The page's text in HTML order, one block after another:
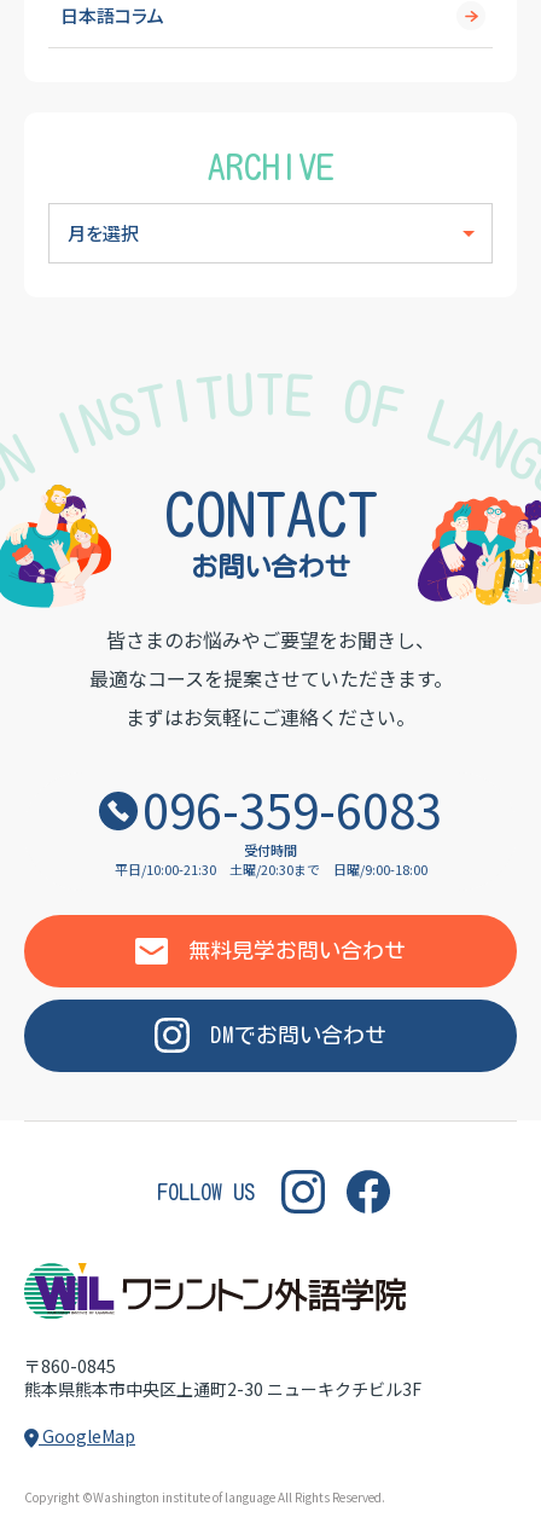
日本語コラム
ARCHIVE
WASHINGTON
INSTITUTE OF
お問い合わせ
CONTACT
皆さまのお悩みやご要望をお聞きし、
最適なコースを提案させていただきます。
まずはお気軽にご連絡ください。
096-359-6083
受付時間
平日/10:00-21:30
土曜/20:30まで 日曜/9:00-18:00
無料見学お問い合わせ
DMでお問い合わせ
FOLLOW US
〒860-0845
熊本県熊本市中央区上通町2-30 ニューキクチビル3F
GoogleMap
Copyright ©Washington institute of language All Rights Reserved.